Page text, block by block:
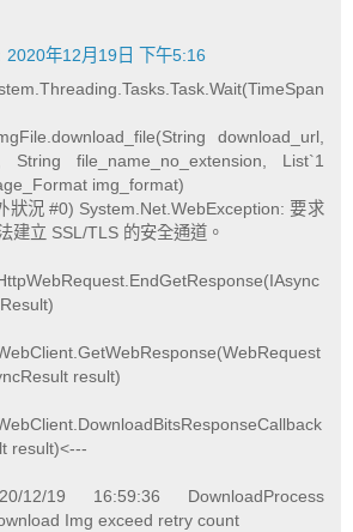
2020年12月19日 下午5:16
download_url,
String file_name_no_extension, List`1
img_format)
狀況 #0) System.Net.WebException: 要求
建立 SSL/TLS 的安全通道。
result)
result)<---
12/19 16:59:36 DownloadProcess
Img exceed retry count